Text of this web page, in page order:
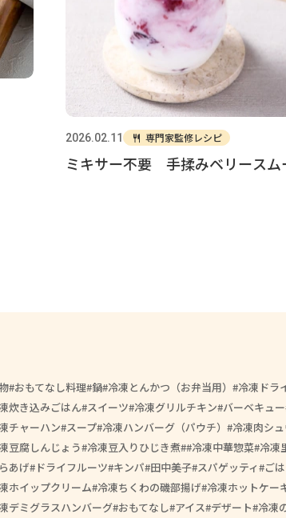
2026.02.11 専門家監修レシピ
ミキサー不要 手揉みベリースム
おもてなし料理 鍋 冷凍とんかつ（お弁当用） 冷凍ドラ
炊き込みごはん スイーツ 冷凍グリルチキン バーベキュー
チャーハン スープ 冷凍ハンバーグ（パウチ） 冷凍肉シ
豆腐しんじょう 冷凍豆入りひじき煮 #冷凍中華惣菜 冷凍
あげ ドライフルーツ キンパ 田中美子 スパゲッティ ご
ホイップクリーム 冷凍ちくわの磯部揚げ 冷凍ホットケー
デミグラスハンバーグ おもてなし アイス デザート 冷凍